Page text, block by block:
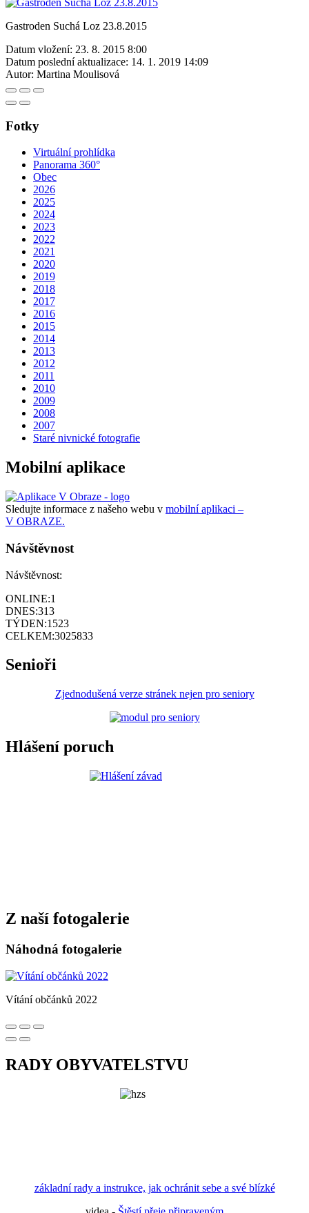
Gastroden Suchá Loz 23.8.2015
Datum vložení: 23. 8. 2015 8:00
Datum poslední aktualizace: 14. 1. 2019 14:09
Autor: Martina Moulisová
Fotky
Virtuální prohlídka
Panorama 360°
Obec
2026
2025
2024
2023
2022
2021
2020
2019
2018
2017
2016
2015
2014
2013
2012
2011
2010
2009
2008
2007
Staré nivnické fotografie
Mobilní aplikace
Sledujte informace z našeho webu v mobilní aplikaci –
V OBRAZE.
Návštěvnost
Návštěvnost:
ONLINE:1
DNES:313
TÝDEN:1523
CELKEM:3025833
Senioři
Zjednodušená verze stránek nejen pro seniory
Hlášení poruch
Z naší fotogalerie
Náhodná fotogalerie
Vítání občánků 2022
RADY OBYVATELSTVU
základní rady a instrukce, jak ochránit sebe a své blízké